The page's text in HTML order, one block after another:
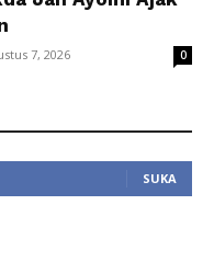
7, 2026 0
SUKA